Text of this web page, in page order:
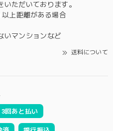
ただいております。
以上距離がある場合
いマンションなど
送料について
回あと払い